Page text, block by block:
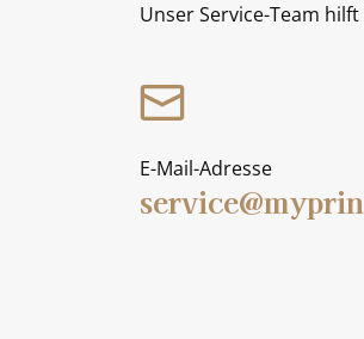
Unser Service-Team
E-Mail-Adresse